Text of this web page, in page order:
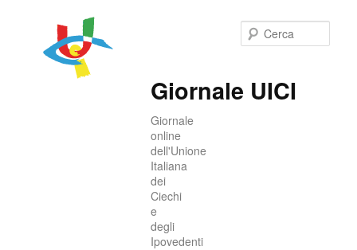
Giornale UICI
Giornale
online
dell'Unione
Italiana
dei
Ciechi
e
degli
Ipovedenti